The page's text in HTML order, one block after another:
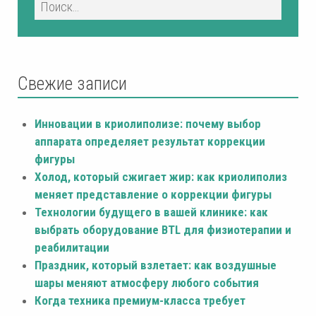
Свежие записи
Инновации в криолиполизе: почему выбор
аппарата определяет результат коррекции
фигуры
Холод, который сжигает жир: как криолиполиз
меняет представление о коррекции фигуры
Технологии будущего в вашей клинике: как
выбрать оборудование BTL для физиотерапии и
реабилитации
Праздник, который взлетает: как воздушные
шары меняют атмосферу любого события
Когда техника премиум-класса требует